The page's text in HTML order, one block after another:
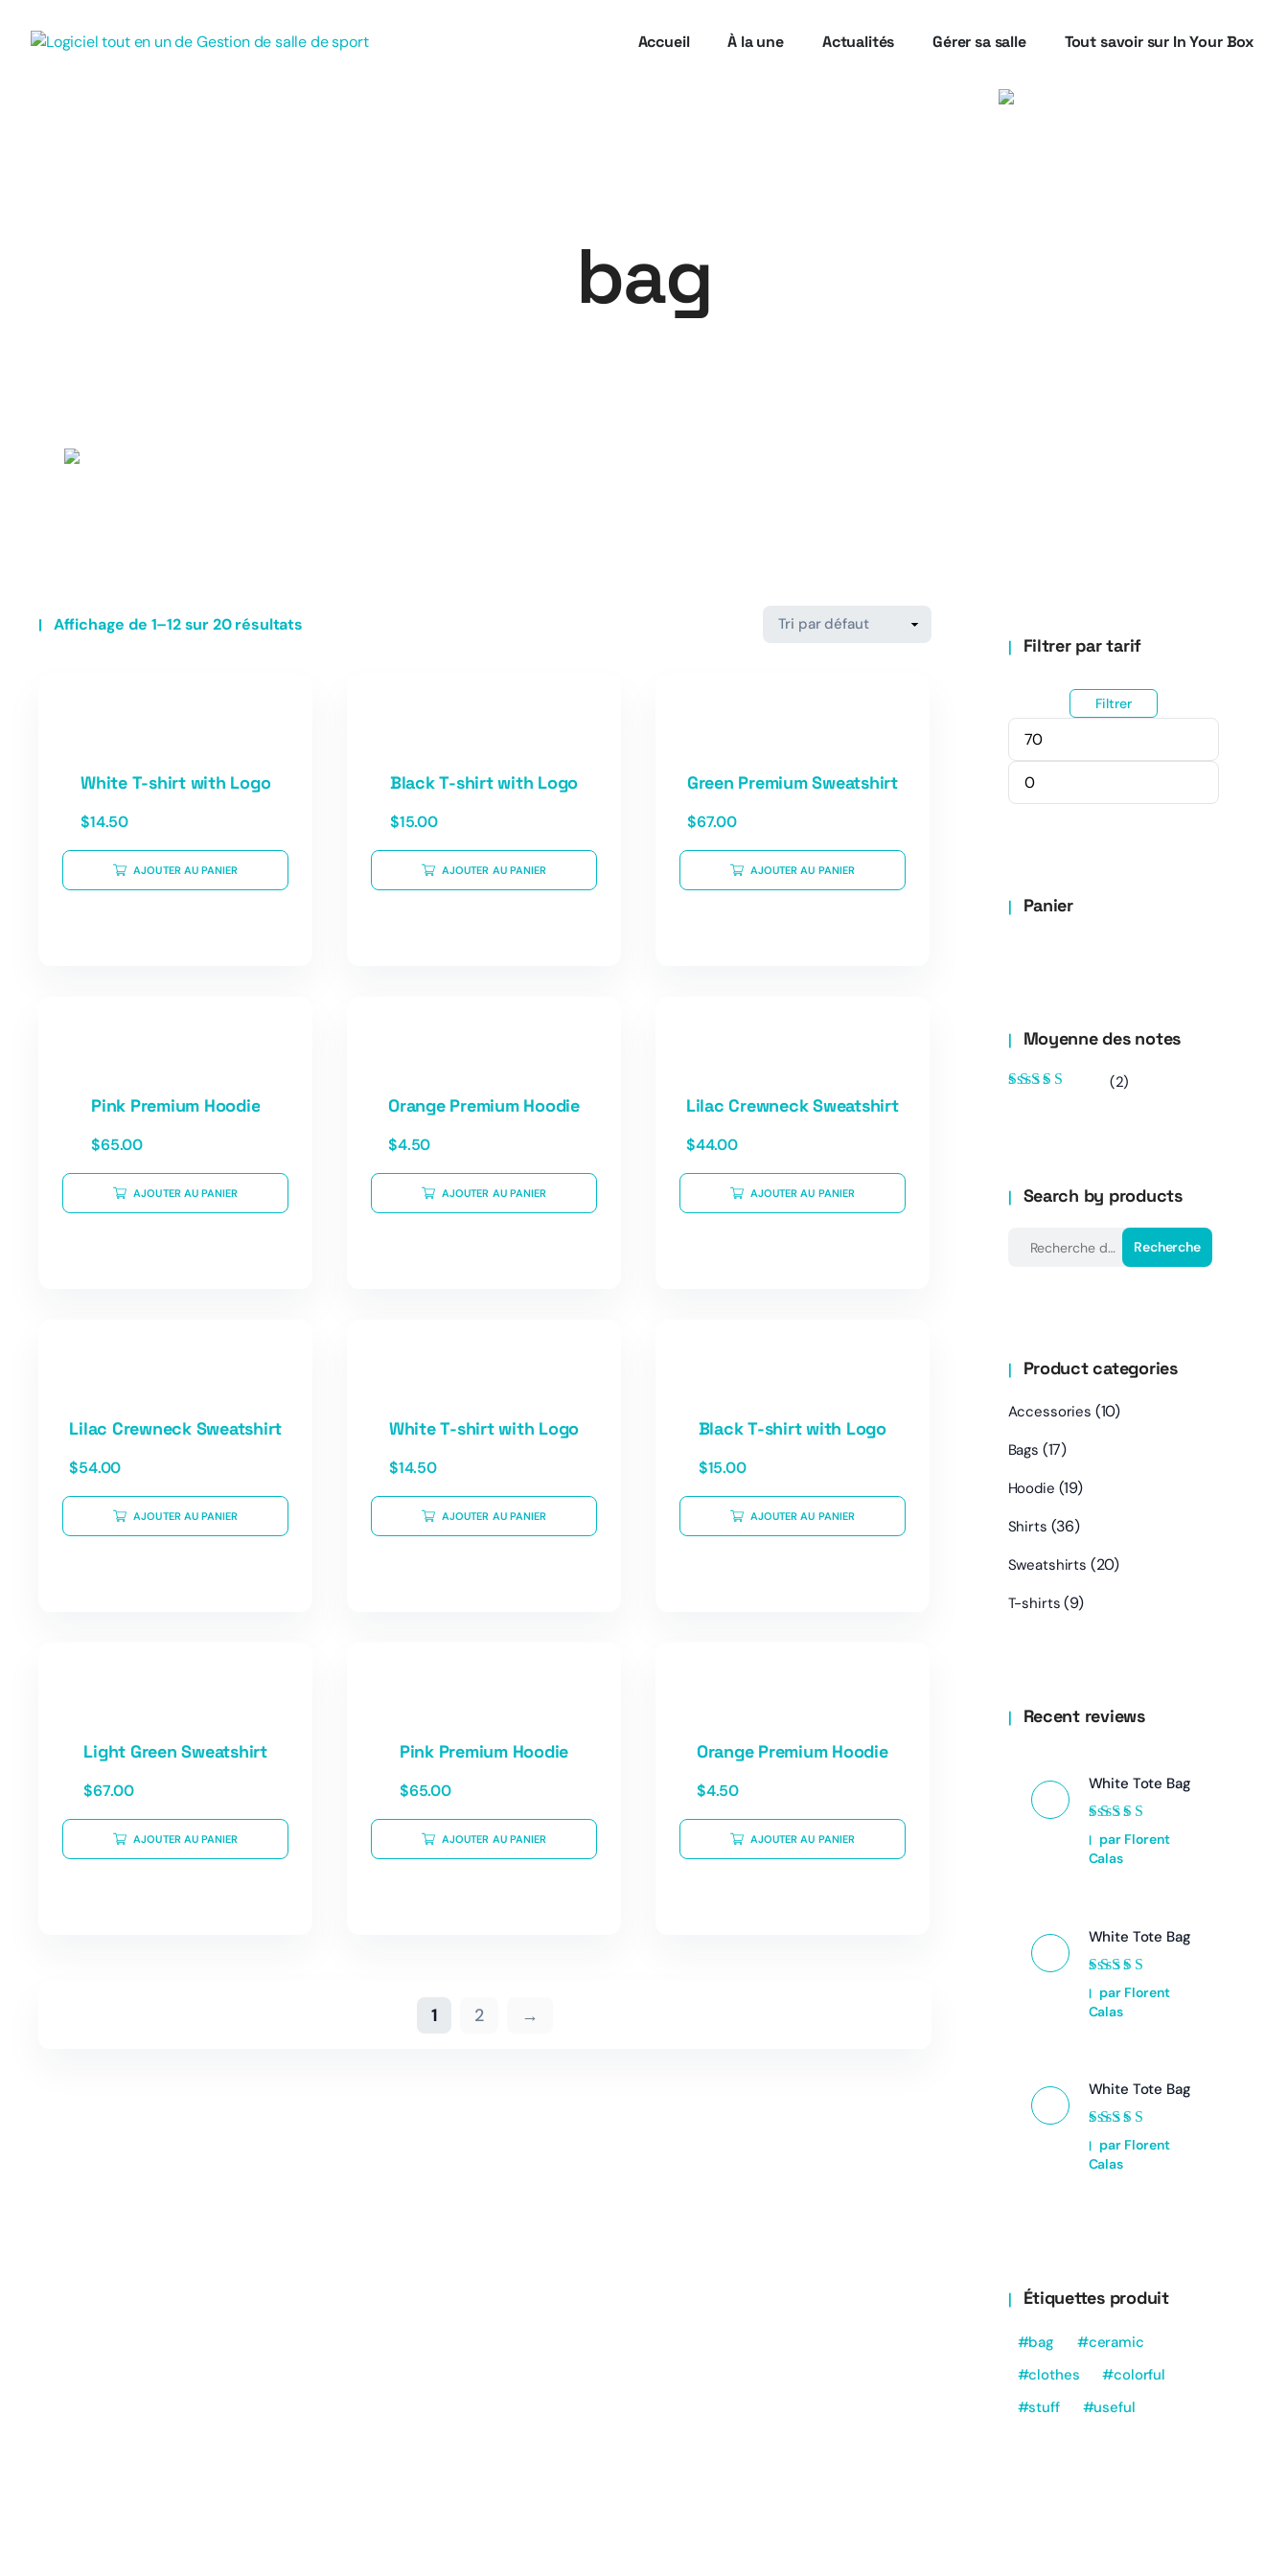
Accueil À la une Actualités Gérer sa salle Tout savoir sur In Your Box
bag
Affichage de 1–12 sur 20 résultats
White T-shirt with Logo
$14.50
AJOUTER AU PANIER
Black T-shirt with Logo
$15.00
AJOUTER AU PANIER
Green Premium Sweatshirt
$67.00
AJOUTER AU PANIER
Pink Premium Hoodie
$65.00
AJOUTER AU PANIER
Orange Premium Hoodie
$4.50
AJOUTER AU PANIER
Lilac Crewneck Sweatshirt
$44.00
AJOUTER AU PANIER
Lilac Crewneck Sweatshirt
$54.00
AJOUTER AU PANIER
White T-shirt with Logo
$14.50
AJOUTER AU PANIER
Black T-shirt with Logo
$15.00
AJOUTER AU PANIER
Light Green Sweatshirt
$67.00
AJOUTER AU PANIER
Pink Premium Hoodie
$65.00
AJOUTER AU PANIER
Orange Premium Hoodie
$4.50
AJOUTER AU PANIER
1 2 →
Filtrer par tarif
Filtrer
Panier
Moyenne des notes
(2)
Search by products
Recherche
Product categories
Accessories (10)
Bags (17)
Hoodie (19)
Shirts (36)
Sweatshirts (20)
T-shirts (9)
Recent reviews
White Tote Bag
Note5sur 5
par Florent
Calas
White Tote Bag
Note5sur 5
par Florent
Calas
White Tote Bag
Note5sur 5
par Florent
Calas
Étiquettes produit
bag
ceramic
clothes
colorful
stuff
useful